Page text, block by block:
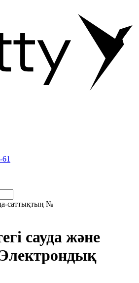
саттықтың №
сауда және